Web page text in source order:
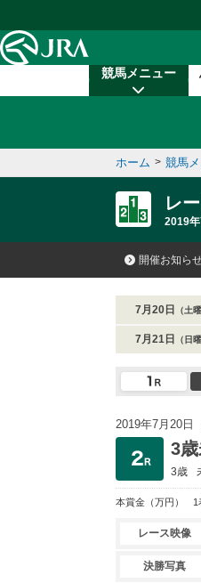
競馬メニュー
ホーム > 競馬
レ
2019
開催お知ら
7月20日 （土曜
7月21日 （日曜
2019年7月20日
3歳
3歳
本賞金 （万円） 1
レース映像
決勝写真